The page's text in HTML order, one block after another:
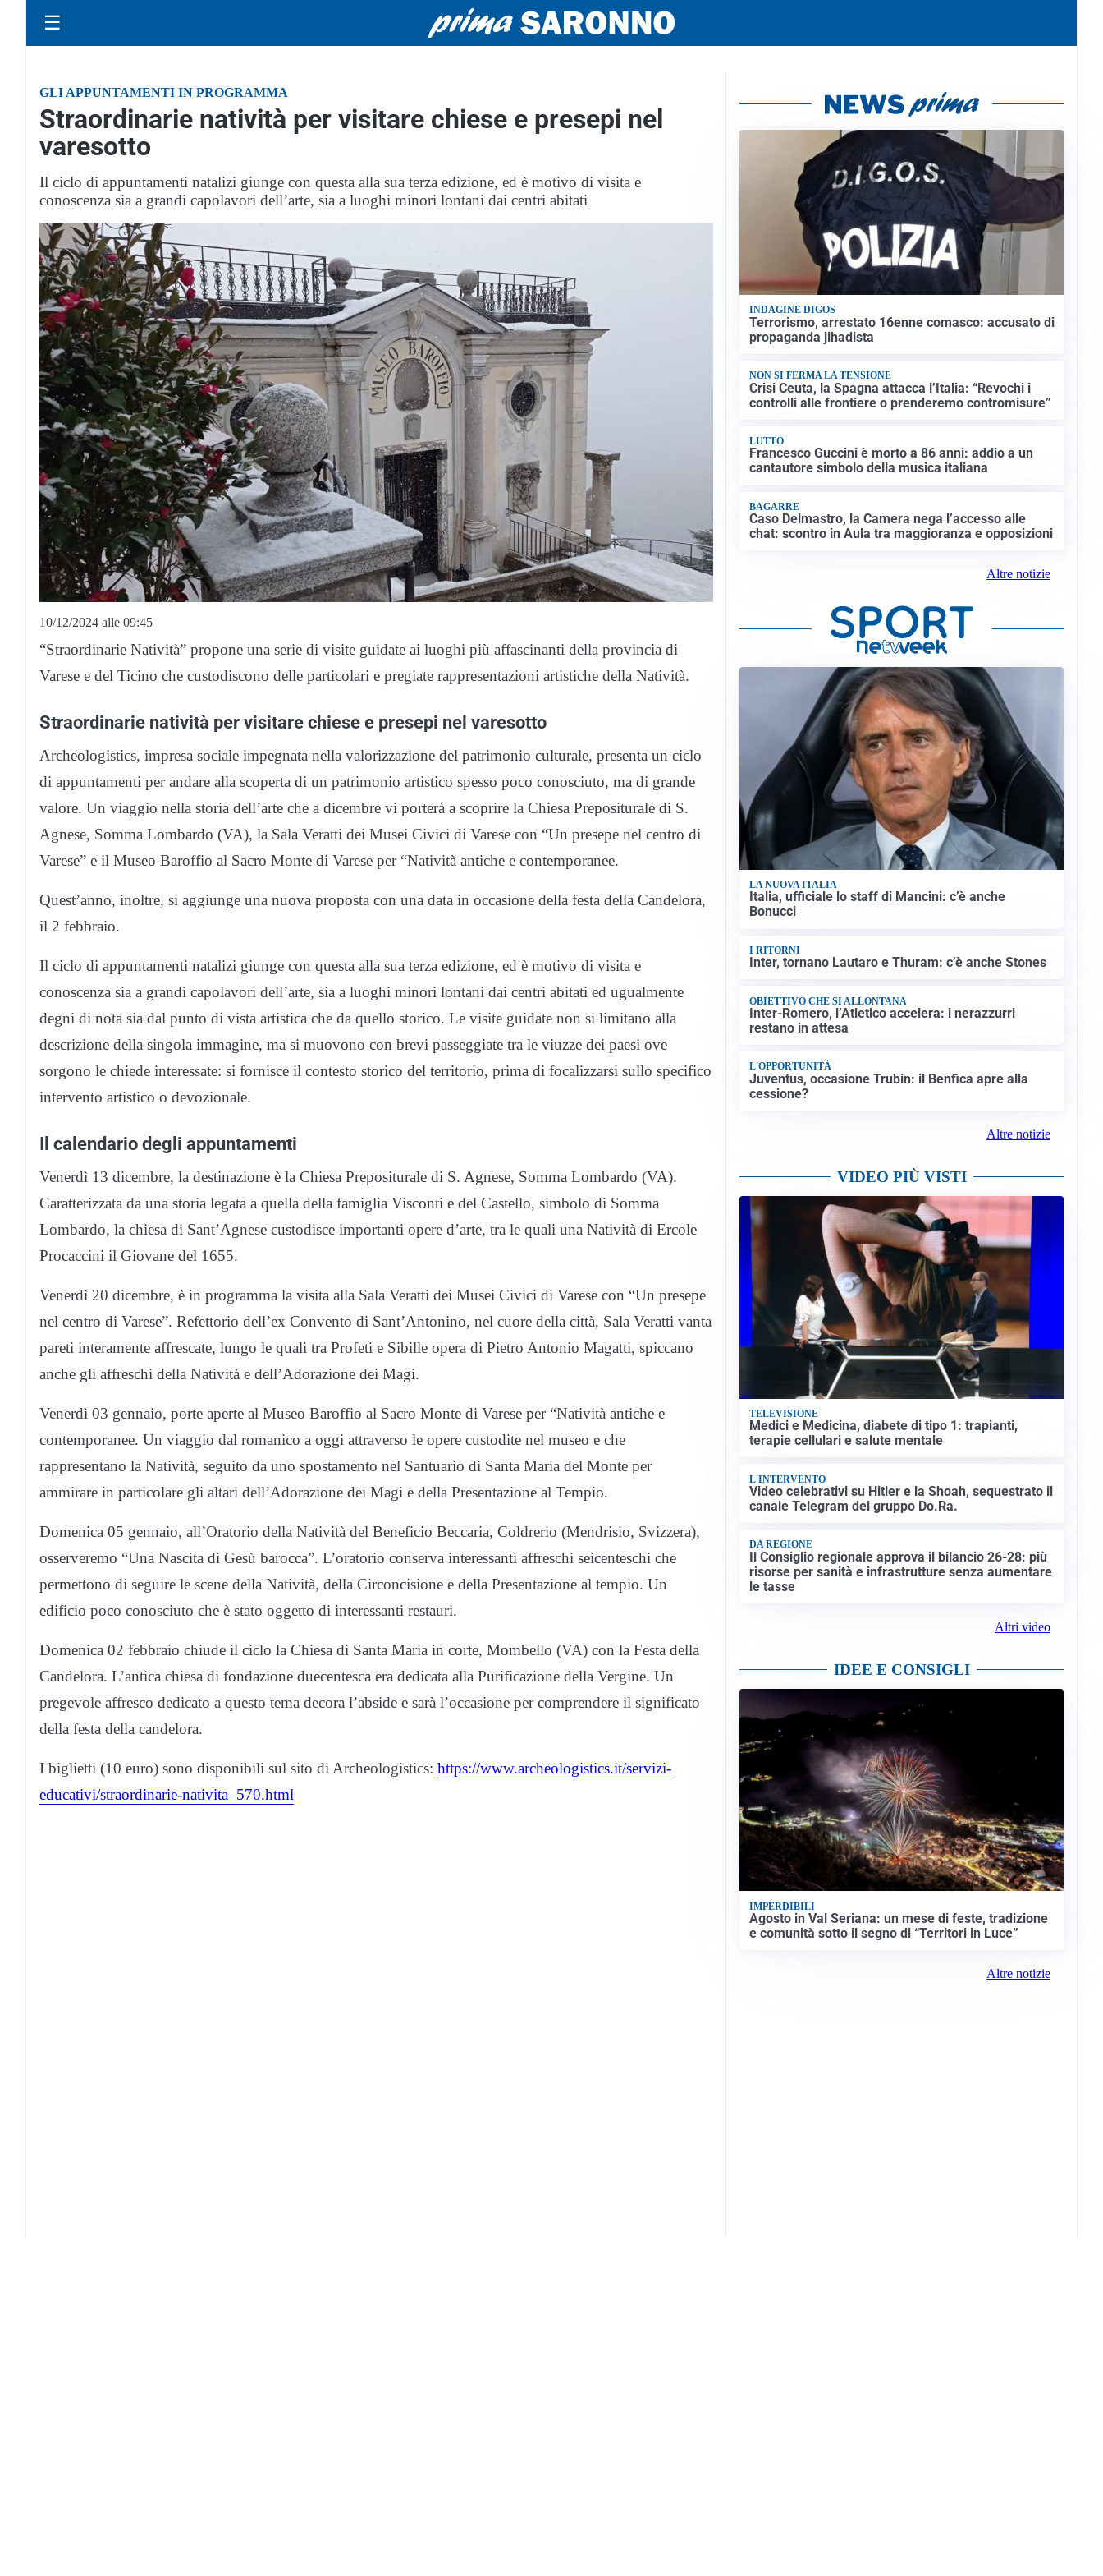
☰
GLI APPUNTAMENTI IN PROGRAMMA
Straordinarie natività per visitare chiese e presepi nel
varesotto
Il ciclo di appuntamenti natalizi giunge con questa alla sua terza edizione, ed è motivo di visita e
conoscenza sia a grandi capolavori dell’arte, sia a luoghi minori lontani dai centri abitati
10/12/2024 alle 09:45
“Straordinarie Natività” propone una serie di visite guidate ai luoghi più affascinanti della provincia di
Varese e del Ticino che custodiscono delle particolari e pregiate rappresentazioni artistiche della Natività.
Straordinarie natività per visitare chiese e presepi nel varesotto
Archeologistics, impresa sociale impegnata nella valorizzazione del patrimonio culturale, presenta un ciclo
di appuntamenti per andare alla scoperta di un patrimonio artistico spesso poco conosciuto, ma di grande
valore. Un viaggio nella storia dell’arte che a dicembre vi porterà a scoprire la Chiesa Prepositurale di S.
Agnese, Somma Lombardo (VA), la Sala Veratti dei Musei Civici di Varese con “Un presepe nel centro di
Varese” e il Museo Baroffio al Sacro Monte di Varese per “Natività antiche e contemporanee.
Quest’anno, inoltre, si aggiunge una nuova proposta con una data in occasione della festa della Candelora,
il 2 febbraio.
Il ciclo di appuntamenti natalizi giunge con questa alla sua terza edizione, ed è motivo di visita e
conoscenza sia a grandi capolavori dell’arte, sia a luoghi minori lontani dai centri abitati ed ugualmente
degni di nota sia dal punto di vista artistica che da quello storico. Le visite guidate non si limitano alla
descrizione della singola immagine, ma si muovono con brevi passeggiate tra le viuzze dei paesi ove
sorgono le chiede interessate: si fornisce il contesto storico del territorio, prima di focalizzarsi sullo specifico
intervento artistico o devozionale.
Il calendario degli appuntamenti
Venerdì 13 dicembre, la destinazione è la Chiesa Prepositurale di S. Agnese, Somma Lombardo (VA).
Caratterizzata da una storia legata a quella della famiglia Visconti e del Castello, simbolo di Somma
Lombardo, la chiesa di Sant’Agnese custodisce importanti opere d’arte, tra le quali una Natività di Ercole
Procaccini il Giovane del 1655.
Venerdì 20 dicembre, è in programma la visita alla Sala Veratti dei Musei Civici di Varese con “Un presepe
nel centro di Varese”. Refettorio dell’ex Convento di Sant’Antonino, nel cuore della città, Sala Veratti vanta
pareti interamente affrescate, lungo le quali tra Profeti e Sibille opera di Pietro Antonio Magatti, spiccano
anche gli affreschi della Natività e dell’Adorazione dei Magi.
Venerdì 03 gennaio, porte aperte al Museo Baroffio al Sacro Monte di Varese per “Natività antiche e
contemporanee. Un viaggio dal romanico a oggi attraverso le opere custodite nel museo e che
rappresentano la Natività, seguito da uno spostamento nel Santuario di Santa Maria del Monte per
ammirare in particolare gli altari dell’Adorazione dei Magi e della Presentazione al Tempio.
Domenica 05 gennaio, all’Oratorio della Natività del Beneficio Beccaria, Coldrerio (Mendrisio, Svizzera),
osserveremo “Una Nascita di Gesù barocca”. L’oratorio conserva interessanti affreschi seicenteschi che
permettono di seguire le scene della Natività, della Circoncisione e della Presentazione al tempio. Un
edificio poco conosciuto che è stato oggetto di interessanti restauri.
Domenica 02 febbraio chiude il ciclo la Chiesa di Santa Maria in corte, Mombello (VA) con la Festa della
Candelora. L’antica chiesa di fondazione duecentesca era dedicata alla Purificazione della Vergine. Un
pregevole affresco dedicato a questo tema decora l’abside e sarà l’occasione per comprendere il significato
della festa della candelora.
I biglietti (10 euro) sono disponibili sul sito di Archeologistics: https://www.archeologistics.it/servizi-
educativi/straordinarie-nativita–570.html
INDAGINE DIGOS
Terrorismo, arrestato 16enne comasco: accusato di
propaganda jihadista
NON SI FERMA LA TENSIONE
Crisi Ceuta, la Spagna attacca l’Italia: “Revochi i
controlli alle frontiere o prenderemo contromisure”
LUTTO
Francesco Guccini è morto a 86 anni: addio a un
cantautore simbolo della musica italiana
BAGARRE
Caso Delmastro, la Camera nega l’accesso alle
chat: scontro in Aula tra maggioranza e opposizioni
Altre notizie
LA NUOVA ITALIA
Italia, ufficiale lo staff di Mancini: c’è anche
Bonucci
I RITORNI
Inter, tornano Lautaro e Thuram: c’è anche Stones
OBIETTIVO CHE SI ALLONTANA
Inter-Romero, l’Atletico accelera: i nerazzurri
restano in attesa
L'OPPORTUNITÀ
Juventus, occasione Trubin: il Benfica apre alla
cessione?
Altre notizie
VIDEO PIÙ VISTI
TELEVISIONE
Medici e Medicina, diabete di tipo 1: trapianti,
terapie cellulari e salute mentale
L'INTERVENTO
Video celebrativi su Hitler e la Shoah, sequestrato il
canale Telegram del gruppo Do.Ra.
DA REGIONE
Il Consiglio regionale approva il bilancio 26-28: più
risorse per sanità e infrastrutture senza aumentare
le tasse
Altri video
IDEE E CONSIGLI
IMPERDIBILI
Agosto in Val Seriana: un mese di feste, tradizione
e comunità sotto il segno di “Territori in Luce”
Altre notizie